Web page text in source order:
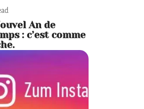
An de
: c’est comme